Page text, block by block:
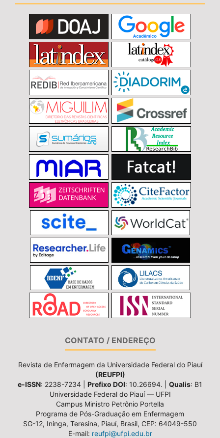
CONTATO / ENDEREÇO
Revista de Enfermagem da Universidade Federal do Piauí
(REUFPI)
e-ISSN: 2238-7234 | Prefixo DOI: 10.26694. | Qualis: B1
Universidade Federal do Piauí — UFPI
Campus Ministro Petrônio Portella
Programa de Pós-Graduação em Enfermagem
SG-12, Ininga, Teresina, Piauí, Brasil, CEP: 64049-550
E-mail: reufpi@ufpi.edu.br